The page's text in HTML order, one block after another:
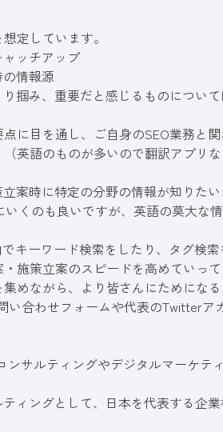
定しています。
ッチアップ
情報源
掴み、重要だと感じるものについ
に目を通し、ご自身のSEO業務と
英語のものが多いので翻訳アプリ
案時に特定の分野の情報が知りたい
いくのも良いですが、英語の莫大な
でキーワード検索をしたり、タグ検
施策立案のスピードを高めていって
めながら、より皆さんにためにな
い合わせフォームや代表のTwitterア
ンサルティングやデジタルマーケ
ィングとして、日本を代表する企